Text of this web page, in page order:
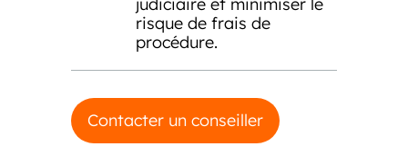
risque de frais de
procédure.
Contacter un conseiller